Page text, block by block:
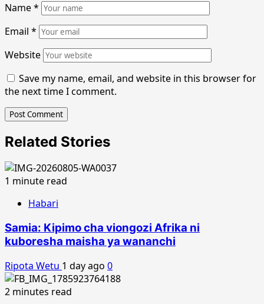
Name*
Email *
Website
Save my name, email, and website in this browser for
the next time I comment.
Related Stories
1 minute read
Habari
Samia: Kipimo cha viongozi Afrika ni
kuboresha maisha ya wananchi
Ripota Wetu 1 day ago 0
2 minutes read